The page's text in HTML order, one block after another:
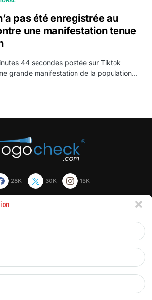
pas été enregistrée au
une manifestation tenue
44 secondes postée sur Tiktok
grande manifestation de la population…
28K 30K 15K
Factchecking et règle de rédaction
Traitement des réclamations